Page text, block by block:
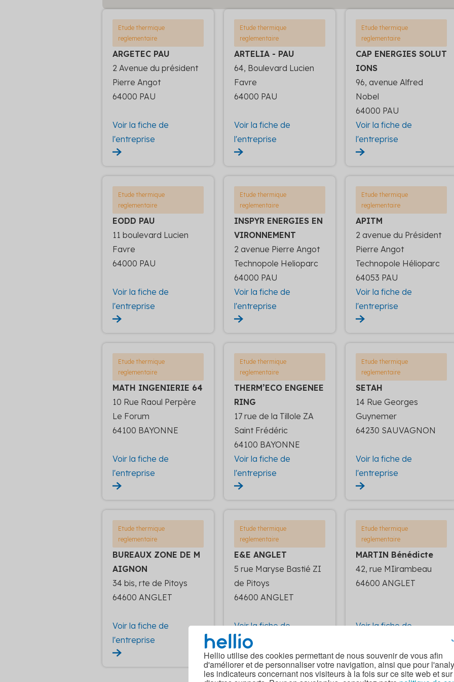
Hellio utilise des cookies permettant de nous souvenir de vous afin
d'améliorer et de personnaliser votre navigation, ainsi que pour
les indicateurs concernant nos visiteurs à la fois sur ce site web et sur
Etude thermique
reglementaire
ARGETEC PAU
2 Avenue du président
Pierre Angot
64000 PAU
Voir la fiche de
l'entreprise
Etude thermique
reglementaire
ARTELIA - PAU
64, Boulevard Lucien
Favre
64000 PAU
Voir la fiche de
l'entreprise
Etude thermique
reglementaire
CAP ENERGIES SOLUT
IONS
96, avenue Alfred
Nobel
64000 PAU
Voir la fiche de
l'entreprise
Etude thermique
reglementaire
EODD PAU
11 boulevard Lucien
Favre
64000 PAU
Voir la fiche de
l'entreprise
Etude thermique
reglementaire
INSPYR ENERGIES EN
VIRONNEMENT
2 avenue Pierre Angot
Technopole Helioparc
64000 PAU
Voir la fiche de
l'entreprise
Etude thermique
reglementaire
APITM
2 avenue du Président
Pierre Angot
Technopole Hélioparc
64053 PAU
Voir la fiche de
l'entreprise
Etude thermique
reglementaire
MATH INGENIERIE 64
10 Rue Raoul Perpère
Le Forum
64100 BAYONNE
Voir la fiche de
l'entreprise
Etude thermique
reglementaire
THERM’ECO ENGENEE
RING
17 rue de la Tillole ZA
Saint Frédéric
64100 BAYONNE
Voir la fiche de
l'entreprise
Etude thermique
reglementaire
SETAH
14 Rue Georges
Guynemer
64230 SAUVAGNON
Voir la fiche de
l'entreprise
Etude thermique
reglementaire
BUREAUX ZONE DE M
AIGNON
34 bis, rte de Pitoys
64600 ANGLET
Voir la fiche de
l'entreprise
Etude thermique
reglementaire
E&E ANGLET
5 rue Maryse Bastié ZI
de Pitoys
64600 ANGLET
Voir la fiche de
l'entreprise
Etude thermique
reglementaire
MARTIN Bénédicte
42, rue MIirambeau
64600 ANGLET
Voir la fiche de